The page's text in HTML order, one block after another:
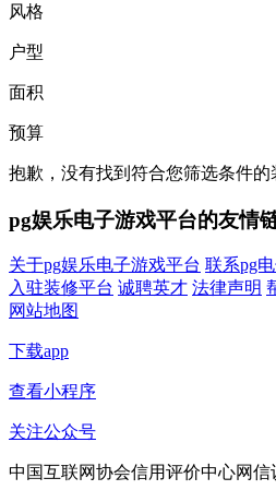
风格
户型
面积
预算
抱歉，没有找到符合您筛选条件的
pg娱乐电子游戏平台的友情
关于pg娱乐电子游戏平台 联系pg
入驻装修平台 诚聘英才 法律声明
网站地图
下载app
查看小程序
关注公众号
中国互联网协会信用评价中心网信